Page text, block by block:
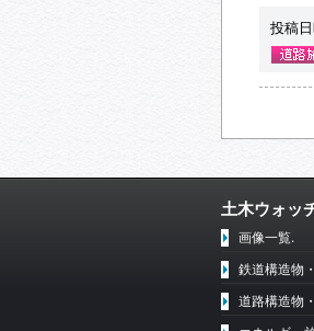
投稿
土木ウォッ
画像一覧.
鉄道構造物
道路構造物